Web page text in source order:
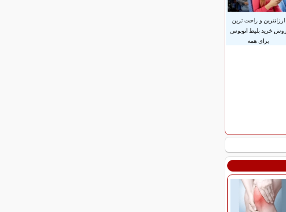
ارزانترین و راحت ترین
روش خرید بلیط اتوبوس
برای همه